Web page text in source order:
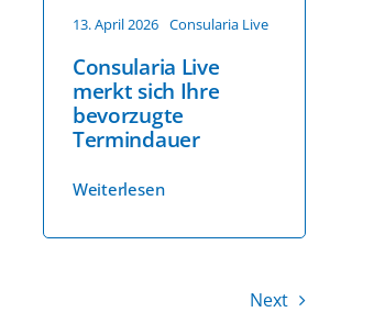
13. April 2026 Consularia Live
Consularia Live
merkt sich Ihre
bevorzugte
Termindauer
Weiterlesen
Next